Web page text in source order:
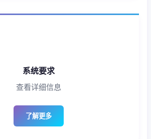
系统要求
查看详细信息
了解更多